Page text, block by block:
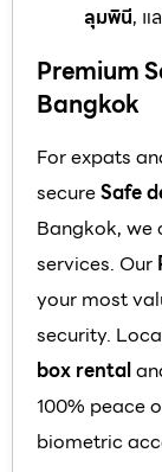
ลุมพินี, แ
Premium
Bangkok
For expats
secureSafe
Bangkok,
services. Our
your most
security.
box rental
100% peace
biometric